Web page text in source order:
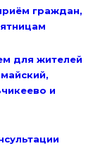
граждан,
для жителей
и